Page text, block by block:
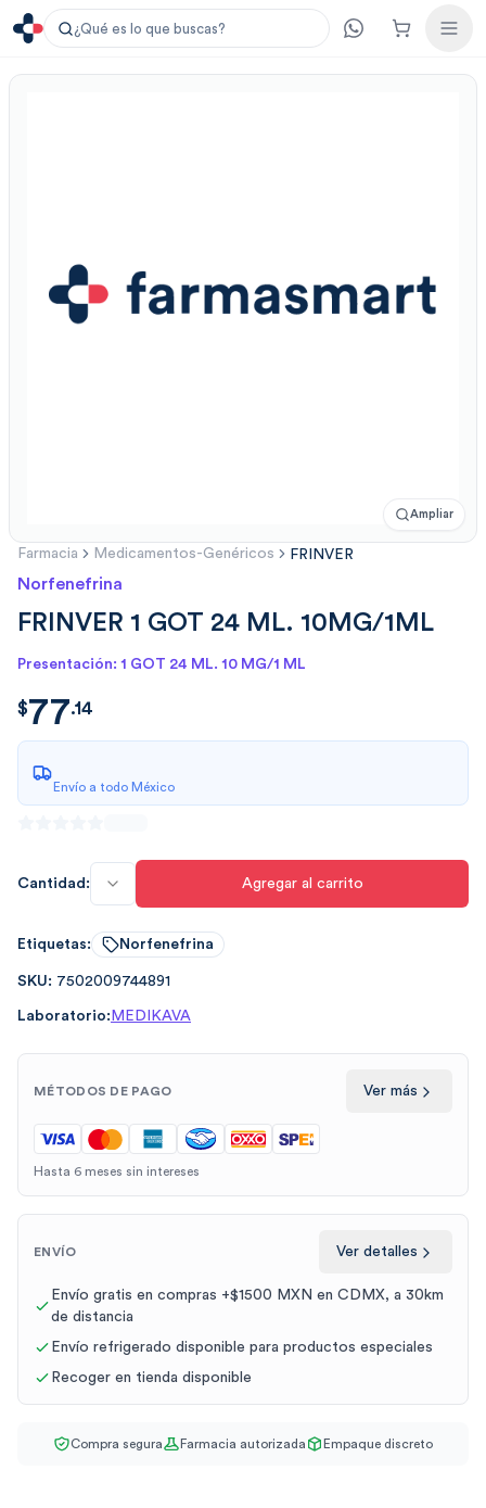
¿Qué es lo que buscas?
Ampliar
Farmacia Medicamentos-Genéricos FRINVER
Norfenefrina
FRINVER 1 GOT 24 ML. 10MG/1ML
Presentación: 1 GOT 24 ML. 10 MG/1 ML
$77.14
$77.14
Envío a todo México
Cantidad: Agregar al carrito
Etiquetas: Norfenefrina
SKU: 7502009744891
Laboratorio: MEDIKAVA
MÉTODOS DE PAGO Ver más
Hasta 6 meses sin intereses
ENVÍO Ver detalles
Envío gratis en compras +$1500 MXN en CDMX, a 30km
de distancia
Envío refrigerado disponible para productos especiales
Recoger en tienda disponible
Compra segura Farmacia autorizada Empaque discreto